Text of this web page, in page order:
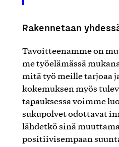
Rakennetaan
Tavoitteenamme on
me työelämässä
mitä työ meille tarjoaa
kokemuksen myös
tapauksessa voimme
sukupolvet odottavat
lähdetkö sinä
positiivisempaan